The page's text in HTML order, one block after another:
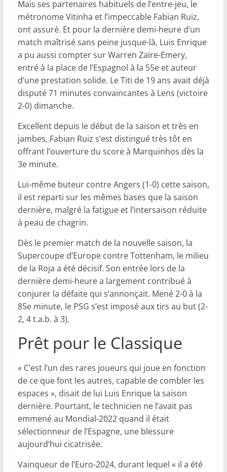
Mais ses partenaires habituels de l’entre-jeu, le
métronome Vitinha et l’impeccable Fabian Ruiz,
ont assuré. Et pour la dernière demi-heure d’un
match maîtrisé sans peine jusque-là, Luis Enrique
a pu aussi compter sur Warren Zaïre-Emery,
entré à la place de l’Espagnol à la 55e et auteur
d’une prestation solide. Le Titi de 19 ans avait déjà
disputé 71 minutes convaincantes à Lens (victoire
2-0) dimanche.
Excellent depuis le début de la saison et très en
jambes, Fabian Ruiz s’est distingué très tôt en
offrant l’ouverture du score à Marquinhos dès la
3e minute.
Lui-même buteur contre Angers (1-0) cette saison,
il est reparti sur les mêmes bases que la saison
dernière, malgré la fatigue et l’intersaison réduite
à peau de chagrin.
Dès le premier match de la nouvelle saison, la
Supercoupe d’Europe contre Tottenham, le milieu
de la Roja a été décisif. Son entrée lors de la
dernière demi-heure a largement contribué à
conjurer la défaite qui s’annonçait. Mené 2-0 à la
85e minute, le PSG s’est imposé aux tirs au but (2-
2, 4 t.a.b. à 3).
Prêt pour le Classique
« C’est l’un des rares joueurs qui joue en fonction
de ce que font les autres, capable de combler les
espaces », disait de lui Luis Enrique la saison
dernière. Pourtant, le technicien ne l’avait pas
emmené au Mondial-2022 quand il était
sélectionneur de l’Espagne, une blessure
aujourd’hui cicatrisée.
Vainqueur de l’Euro-2024, durant lequel « il a été